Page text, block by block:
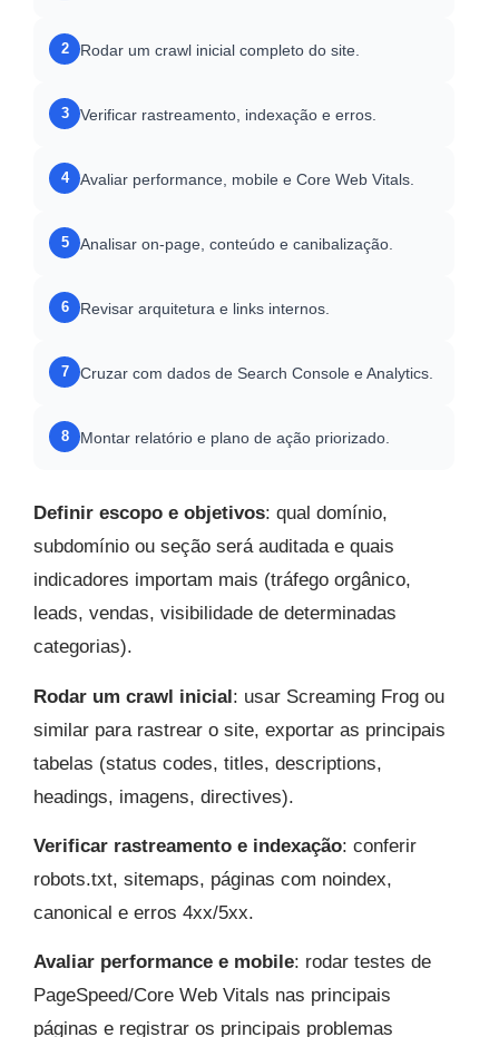
2 Rodar um crawl inicial completo do site.
3 Verificar rastreamento, indexação e erros.
4 Avaliar performance, mobile e Core Web Vitals.
5 Analisar on-page, conteúdo e canibalização.
6 Revisar arquitetura e links internos.
7 Cruzar com dados de Search Console e Analytics.
8 Montar relatório e plano de ação priorizado.
Definir escopo e objetivos: qual domínio,
subdomínio ou seção será auditada e quais
indicadores importam mais (tráfego orgânico,
leads, vendas, visibilidade de determinadas
categorias).
Rodar um crawl inicial: usar Screaming Frog ou
similar para rastrear o site, exportar as principais
tabelas (status codes, titles, descriptions,
headings, imagens, directives).​
Verificar rastreamento e indexação: conferir
robots.txt, sitemaps, páginas com noindex,
canonical e erros 4xx/5xx.
Avaliar performance e mobile: rodar testes de
PageSpeed/Core Web Vitals nas principais
páginas e registrar os principais problemas